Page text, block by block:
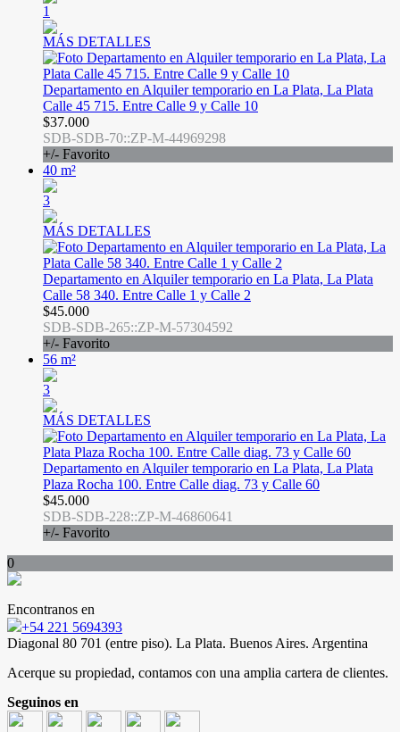
1
MÁS DETALLES
Departamento en Alquiler temporario en La Plata, La Plata
Calle 45 715. Entre Calle 9 y Calle 10
$37.000
SDB-SDB-70::ZP-M-44969298
+/- Favorito
40 m²
3
MÁS DETALLES
Departamento en Alquiler temporario en La Plata, La Plata
Calle 58 340. Entre Calle 1 y Calle 2
$45.000
SDB-SDB-265::ZP-M-57304592
+/- Favorito
56 m²
3
MÁS DETALLES
Departamento en Alquiler temporario en La Plata, La Plata
Plaza Rocha 100. Entre Calle diag. 73 y Calle 60
$45.000
SDB-SDB-228::ZP-M-46860641
+/- Favorito
0
Encontranos en
+54 221 5694393
Diagonal 80 701 (entre piso). La Plata. Buenos Aires. Argentina
Acerque su propiedad, contamos con una amplia cartera de clientes.
Seguinos en